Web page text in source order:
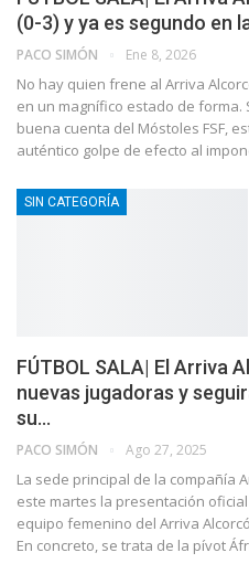
(0-3) y ya es segundo en
PACO SIMÓN Ene 8, 2026
No hay quien frene al Arriva
en un magnífico estado de forma.
buena cuenta del Móstoles FSF,
auténtico golpe de efecto al
SIN CATEGORÍA
FÚTBOL SALA| El Arriva
nuevas jugadoras y
su…
PACO SIMÓN Ago 27, 2025
La sede principal de la compañía
este martes la presentación
equipo femenino del Arriva
En concreto, se trata de la pívot